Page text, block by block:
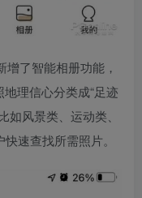
了智能相册功能，
理信心分类成“足迹
风景类、运动类、
速查找所需照片。